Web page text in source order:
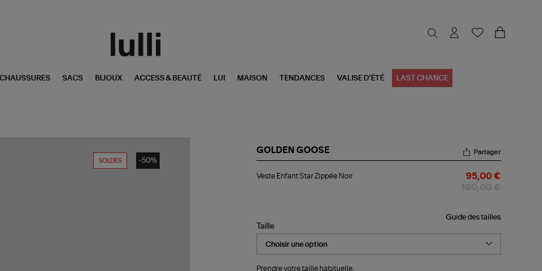
CHAUSSURES SACS BIJOUX ACCESS & BEAUTÉ LUI MAISON TENDANCES VALISE D'ÉTÉ LAST CHANCE
SOLDES -50%
GOLDEN GOOSE
Enfant
Partager
Veste Enfant Star Zippée Noir 95,00 €
Guide des tailles
Taille
Prendre votre taille habituelle.